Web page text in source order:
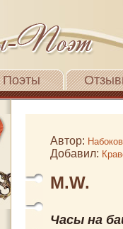
Поэты
Автор:
Добавил:
M.W.
Часы на